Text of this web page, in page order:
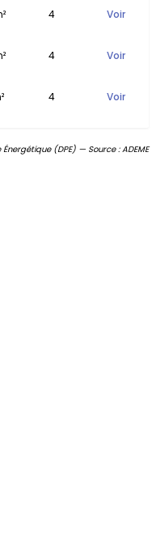
4 Voir
4 Voir
4 Voir
(DPE) — Source : ADEME